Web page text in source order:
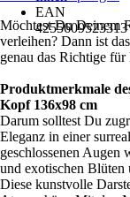
EAN
4255609523313
Möchtest Du Deinem
verleihen? Dann ist
genau das Richtige für
Produktmerkmale
Kopf 136x98 cm
Darum solltest Du
Eleganz in einer
geschlossenen Augen
und exotischen Blüten
Diese kunstvolle